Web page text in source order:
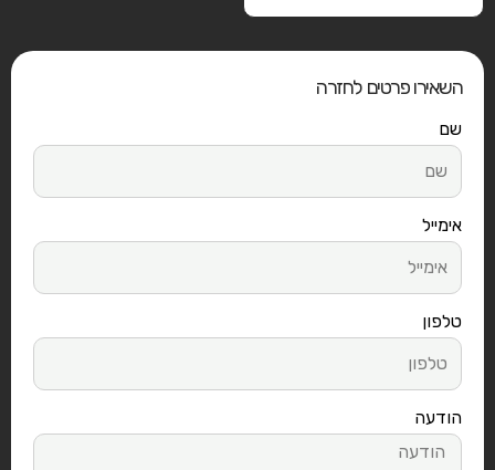
השאירו פרטים לחזרה
שם
אימייל
טלפון
הודעה